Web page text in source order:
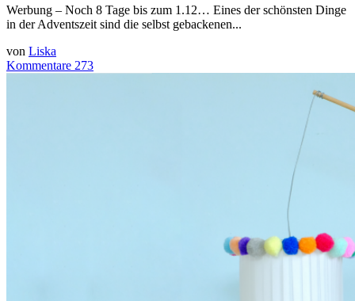
Werbung – Noch 8 Tage bis zum 1.12… Eines der schönsten Dinge
in der Adventszeit sind die selbst gebackenen...
von Liska
Kommentare 273